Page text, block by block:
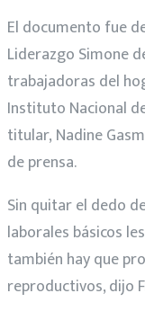
El documento fue
Liderazgo Simone
trabajadoras del
Instituto Nacional
titular, Nadine
de prensa.
Sin quitar el dedo
laborales básicos
también hay que
reproductivos, dijo